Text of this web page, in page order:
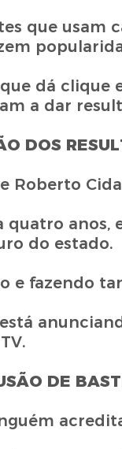
que usam
dá clique
a dar
DOS
Roberto
anos,
do estado.
e fazendo
DE